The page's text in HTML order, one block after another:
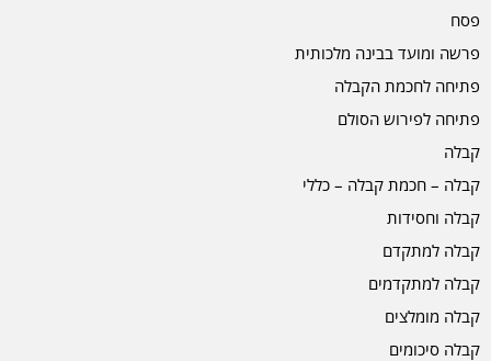
פסח
פרשה ומועד בבינה מלכותית
פתיחה לחכמת הקבלה
פתיחה לפירוש הסולם
קבלה
קבלה – חכמת קבלה – כללי
קבלה וחסידות
קבלה למתקדם
קבלה למתקדמים
קבלה מומלצים
קבלה סיכומים